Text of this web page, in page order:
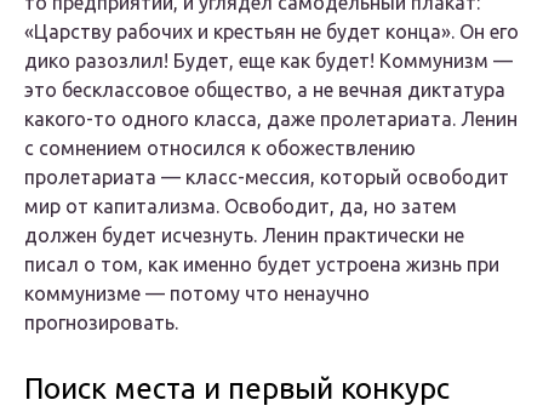
«Царству рабочих и крестьян не будет конца». Он его
дико разозлил! Будет, еще как будет! Коммунизм —
это бесклассовое общество, а не вечная диктатура
какого-то одного класса, даже пролетариата. Ленин
с сомнением относился к обожествлению
пролетариата — класс-мессия, который освободит
мир от капитализма. Освободит, да, но затем
должен будет исчезнуть. Ленин практически не
писал о том, как именно будет устроена жизнь при
коммунизме — потому что ненаучно
прогнозировать.
Поиск места и первый конкурс